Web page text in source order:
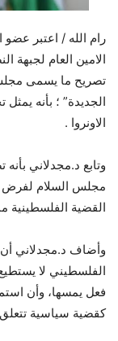
رام الله / اعتبر عضو
الامين العام لجبهة
تصريح ما يسمى مجلس
الجديدة” ؛ بأنه
الاونروا .
وتابع د.مجدلاني
مجلس السلام لفرض
القضية الفلسطينية
وأضاف د.مجدلاني
الفلسطيني لا يستطيع
فعل يمسها، وأن
كقضية سياسية